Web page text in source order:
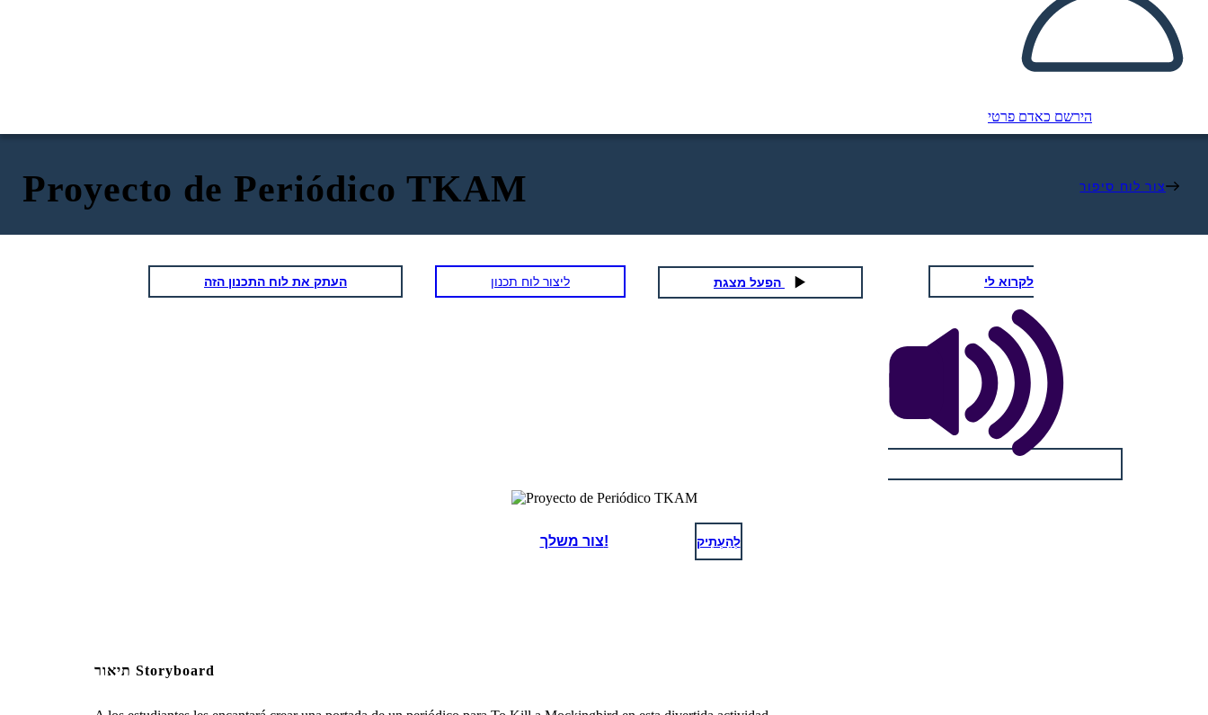
הירשם כאדם פרטי
Proyecto de Periódico TKAM צור לוח סיפור
העתק את לוח התכנון הזה ליצור לוח תכנון לקרוא לי
צור משלך! לְהַעְתִיק
תיאור Storyboard